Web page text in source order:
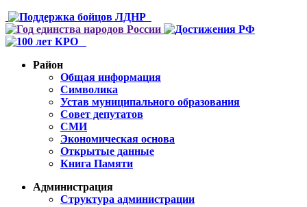
Район
Общая информация
Символика
Устав муниципального образования
Совет депутатов
СМИ
Экономическая основа
Открытые данные
Книга Памяти
Администрация
Структура администрации